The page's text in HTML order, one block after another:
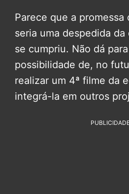
Parece que a promessa
seria uma despedida
se cumpriu. Não dá
possibilidade de, no
realizar um 4ª filme da
integrá-la em outros